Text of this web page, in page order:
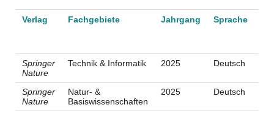
Verlag Fachgebiete Jahrgang Sprache
Springer
Nature
Technik & Informatik 2025 Deutsch
Springer
Nature
Natur- &
Basiswissenschaften
2025 Deutsch